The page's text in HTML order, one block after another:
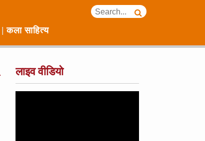
कला साहित्य
लाइव वीडियो